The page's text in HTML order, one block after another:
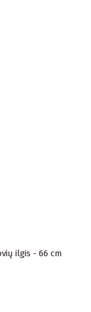
ilgis - 66 cm